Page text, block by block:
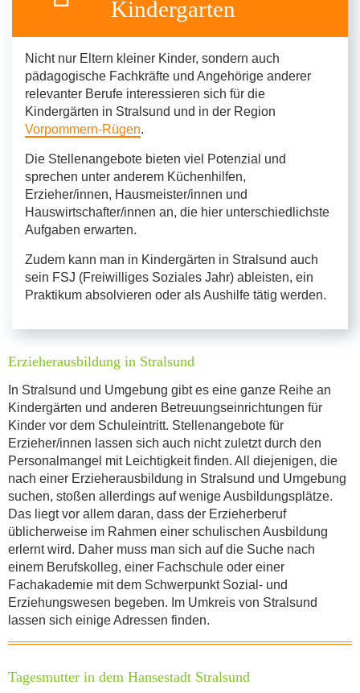
Kindergarten
Nicht nur Eltern kleiner Kinder, sondern auch
pädagogische Fachkräfte und Angehörige anderer
relevanter Berufe interessieren sich für die
Kindergärten in Stralsund und in der Region
Vorpommern-Rügen.
Die Stellenangebote bieten viel Potenzial und
sprechen unter anderem Küchenhilfen,
Erzieher/innen, Hausmeister/innen und
Hauswirtschafter/innen an, die hier unterschiedlichste
Aufgaben erwarten.
Zudem kann man in Kindergärten in Stralsund auch
sein FSJ (Freiwilliges Soziales Jahr) ableisten, ein
Praktikum absolvieren oder als Aushilfe tätig werden.
Erzieherausbildung in Stralsund
In Stralsund und Umgebung gibt es eine ganze Reihe an
Kindergärten und anderen Betreuungseinrichtungen für
Kinder vor dem Schuleintritt. Stellenangebote für
Erzieher/innen lassen sich auch nicht zuletzt durch den
Personalmangel mit Leichtigkeit finden. All diejenigen, die
nach einer Erzieherausbildung in Stralsund und Umgebung
suchen, stoßen allerdings auf wenige Ausbildungsplätze.
Das liegt vor allem daran, dass der Erzieherberuf
üblicherweise im Rahmen einer schulischen Ausbildung
erlernt wird. Daher muss man sich auf die Suche nach
einem Berufskolleg, einer Fachschule oder einer
Fachakademie mit dem Schwerpunkt Sozial- und
Erziehungswesen begeben. Im Umkreis von Stralsund
lassen sich einige Adressen finden.
Tagesmutter in dem Hansestadt Stralsund